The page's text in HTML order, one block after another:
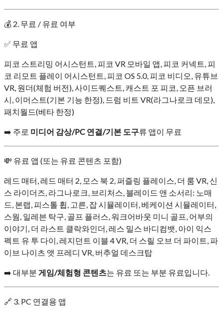
💰 2. 무료 / 유료 여부
✅ 무료 앱
피코 스트리밍 어시스턴트, 피코 VR 모바일 앱, 피코 커넥트, 피
코 리모트 플레이 어시스턴트, 피코 OS 5.0, 피코 비디오, 유튜브
VR, 원더(체험 버전), 사이드퀘스트, 캐스트 포 피코, 오픈 브러
시, 이머스트(기본 기능 한정), 드럼 비트 VR(라그나로크 데모),
패치월드(베타 한정)
➡️ 주로 미디어 감상/PC 연결/기본 도구류 앱이 무료
💸 유료 앱 (또는 유료 콘텐츠 포함)
레드 매터, 레드 매터 2, 모스 북 2, 퍼즐링 플레이스, 더 룸 VR, 신
스 라이더즈, 라그나로크, 브리처스, 블레이드 앤 소서리: 노매
드, 본랩, 피스톨 휩, 고른, 잡 시뮬레이터, 베케이션 시뮬레이터,
스웜, 일레븐 탁구, 골프 플러스, 워크어바웃 미니 골프, 어부의
이야기, 더 라스트 클락와인더, 레스 밀스 바디컴뱃, 아이 익스
펙트 유 투 다이, 레지던트 이블 4 VR, 더 스릴 오브 더 파이트, 파
이브 나이츠 앳 프레디 VR, 버추얼 데스크탑
➡️ 대부분 게임/체험형 콘텐츠는 유료 또는 부분 유료입니다.
🔗 3. PC 연결용 앱